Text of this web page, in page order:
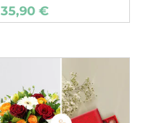
35,90 €